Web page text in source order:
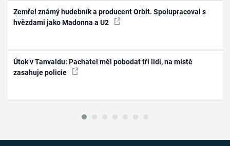
Zemřel známý hudebník a producent Orbit. Spolupracoval s
hvězdami jako Madonna a U2
Útok v Tanvaldu: Pachatel měl pobodat tři lidi, na místě
zasahuje policie